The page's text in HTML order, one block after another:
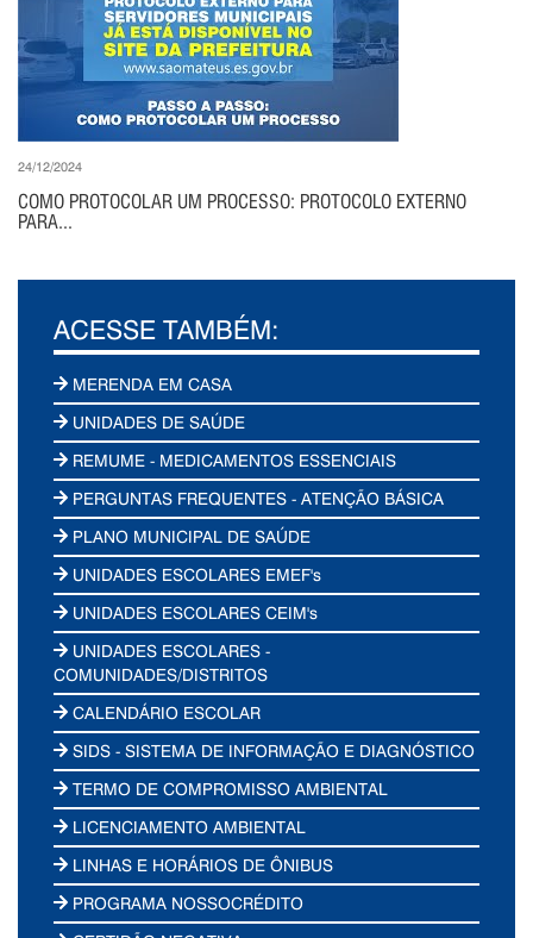
24/12/2024
COMO PROTOCOLAR UM PROCESSO: PROTOCOLO EXTERNO
PARA...
ACESSE TAMBÉM:
MERENDA EM CASA
UNIDADES DE SAÚDE
REMUME - MEDICAMENTOS ESSENCIAIS
PERGUNTAS FREQUENTES - ATENÇÃO BÁSICA
PLANO MUNICIPAL DE SAÚDE
UNIDADES ESCOLARES EMEF's
UNIDADES ESCOLARES CEIM's
UNIDADES ESCOLARES -
COMUNIDADES/DISTRITOS
CALENDÁRIO ESCOLAR
SIDS - SISTEMA DE INFORMAÇÃO E DIAGNÓSTICO
TERMO DE COMPROMISSO AMBIENTAL
LICENCIAMENTO AMBIENTAL
LINHAS E HORÁRIOS DE ÔNIBUS
PROGRAMA NOSSOCRÉDITO